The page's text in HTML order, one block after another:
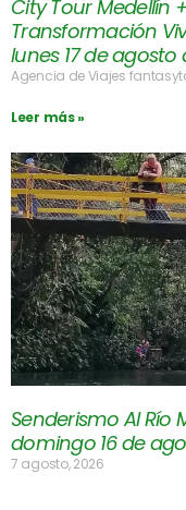
City Tour Medellín
Transformación
lunes 17 de agosto
Agencia de Viajes
Leer más »
Senderismo Al Río
domingo 16 de
7 agosto, 2026